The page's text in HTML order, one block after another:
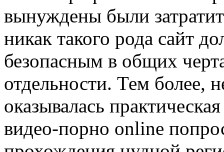
вынуждены были
никак такого рода сайт
безопасным в общих
отдельности. Тем более,
оказывалась
видео-порно online